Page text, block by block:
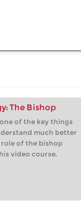
The Bishop
of the key things
much better
of the bishop
video course.